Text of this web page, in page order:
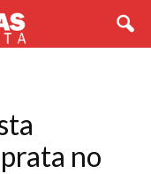
no